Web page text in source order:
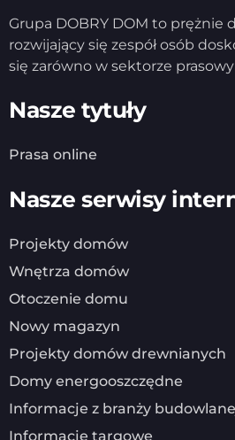
Grupa DOBRY DOM to prężnie
rozwijający się zespół osób
się zarówno w sektorze
Nasze tytuły
Prasa online
Nasze serwisy
Projekty domów
Wnętrza domów
Otoczenie domu
Nowy magazyn
Projekty domów drewnianych
Domy energooszczędne
Informacje z branży
Informacje targowe